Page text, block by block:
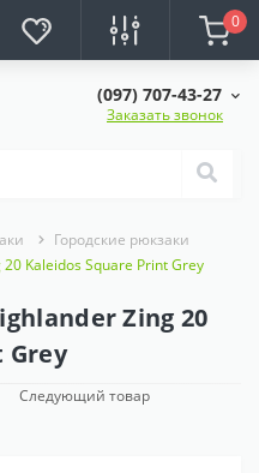
0
(097) 707-43-27
Заказать звонок
Городские рюкзаки
Kaleidos Square Print Grey
Zing 20
Grey
Следующий товар